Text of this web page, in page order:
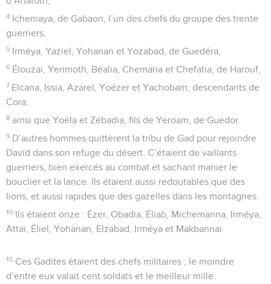
4 Ichemaya, de Gabaon, l’un des chefs du groupe des trente
guerriers,
5 Irméya, Yaziel, Yohanan et Yozabad, de Guedéra,
6 Élouzaï, Yerimoth, Béalia, Chemaria et Chefatia, de Harouf,
7 Elcana, Issia, Azarel, Yoézer et Yachobam, descendants de
Cora,
8 ainsi que Yoéla et Zébadia, fils de Yeroam, de Guedor.
9 D’autres hommes quittèrent la tribu de Gad pour rejoindre
David dans son refuge du désert. C’étaient de vaillants
guerriers, bien exercés au combat et sachant manier le
bouclier et la lance. Ils étaient aussi redoutables que des
lions, et aussi rapides que des gazelles dans les montagnes.
10 Ils étaient onze : Ézer, Obadia, Éliab, Michemanna, Irméya,
Attaï, Éliel, Yohanan, Elzabad, Irméya et Makbannaï.
15 Ces Gadites étaient des chefs militaires ; le moindre
d’entre eux valait cent soldats et le meilleur mille.